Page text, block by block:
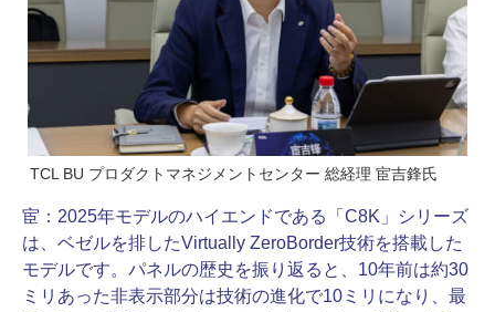
TCL BU プロダクトマネジメントセンター 総経理 宦吉鋒氏
宦： 2025年モデルのハイエンドである「C8K」シリーズ
は、ベゼルを排したVirtually ZeroBorder技術を搭載した
モデルです。パネルの歴史を振り返ると、10年前は約30
ミリあった非表示部分は技術の進化で10ミリになり、最